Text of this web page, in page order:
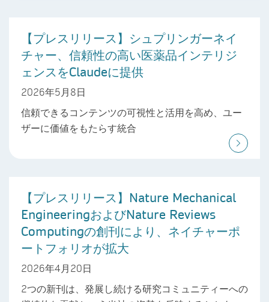
【プレスリリース】シュプリンガーネイ
チャー、信頼性の高い医薬品インテリジ
ェンスをClaudeに提供
2026年5月8日
信頼できるコンテンツの可視性と活用を高め、ユー
ザーに価値をもたらす統合
【プレスリリース】Nature Mechanical
EngineeringおよびNature Reviews
Computingの創刊により、ネイチャーポ
ートフォリオが拡大
2026年4月20日
2つの新刊は、発展し続ける研究コミュニティーへの